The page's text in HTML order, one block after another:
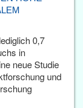
0,7
in
neue Studie
und